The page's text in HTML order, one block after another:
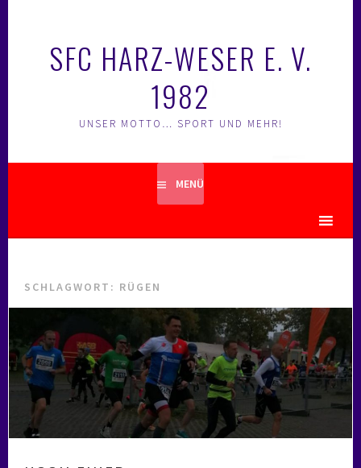
SFC HARZ-WESER E. V.
1982
UNSER MOTTO… SPORT UND MEHR!
MENÜ
SCHLAGWORT: RÜGEN